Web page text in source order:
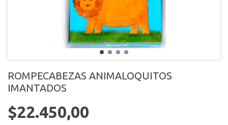
ROMPECABEZAS ANIMALOQUITOS
IMANTADOS
$22.450,00